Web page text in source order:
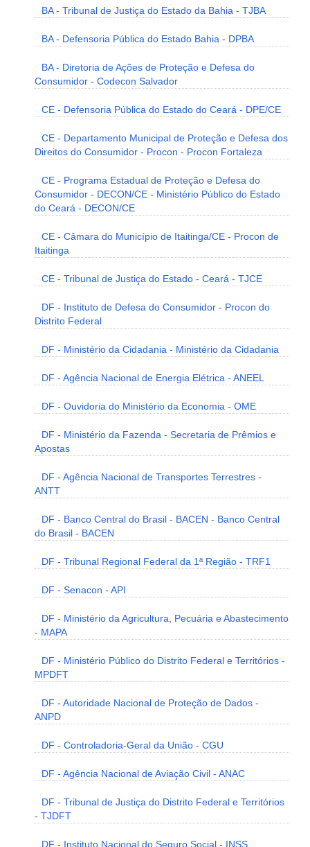
BA - Tribunal de Justiça do Estado da Bahia - TJBA
BA - Defensoria Pública do Estado Bahia - DPBA
BA - Diretoria de Ações de Proteção e Defesa do
Consumidor - Codecon Salvador
CE - Defensoria Pública do Estado do Ceará - DPE/CE
CE - Departamento Municipal de Proteção e Defesa dos
Direitos do Consumidor - Procon - Procon Fortaleza
CE - Programa Estadual de Proteção e Defesa do
Consumidor - DECON/CE - Ministério Público do Estado
do Ceará - DECON/CE
CE - Câmara do Município de Itaitinga/CE - Procon de
Itaitinga
CE - Tribunal de Justiça do Estado - Ceará - TJCE
DF - Instituto de Defesa do Consumidor - Procon do
Distrito Federal
DF - Ministério da Cidadania - Ministério da Cidadania
DF - Agência Nacional de Energia Elétrica - ANEEL
DF - Ouvidoria do Ministério da Economia - OME
DF - Ministério da Fazenda - Secretaria de Prêmios e
Apostas
DF - Agência Nacional de Transportes Terrestres -
ANTT
DF - Banco Central do Brasil - BACEN - Banco Central
do Brasil - BACEN
DF - Tribunal Regional Federal da 1ª Região - TRF1
DF - Senacon - API
DF - Ministério da Agricultura, Pecuária e Abastecimento
- MAPA
DF - Ministério Público do Distrito Federal e Territórios -
MPDFT
DF - Autoridade Nacional de Proteção de Dados -
ANPD
DF - Controladoria-Geral da União - CGU
DF - Agência Nacional de Aviação Civil - ANAC
DF - Tribunal de Justiça do Distrito Federal e Territórios
- TJDFT
DF - Instituto Nacional do Seguro Social - INSS